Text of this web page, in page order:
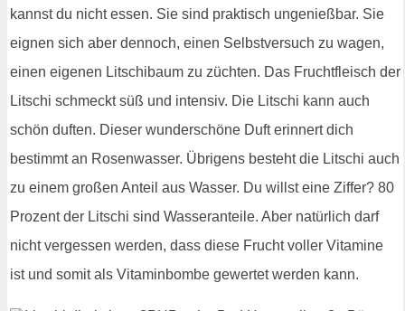
kannst du nicht essen. Sie sind praktisch ungenießbar. Sie
eignen sich aber dennoch, einen Selbstversuch zu wagen,
einen eigenen Litschibaum zu züchten. Das Fruchtfleisch der
Litschi schmeckt süß und intensiv. Die Litschi kann auch
schön duften. Dieser wunderschöne Duft erinnert dich
bestimmt an Rosenwasser. Übrigens besteht die Litschi auch
zu einem großen Anteil aus Wasser. Du willst eine Ziffer? 80
Prozent der Litschi sind Wasseranteile. Aber natürlich darf
nicht vergessen werden, dass diese Frucht voller Vitamine
ist und somit als Vitaminbombe gewertet werden kann.